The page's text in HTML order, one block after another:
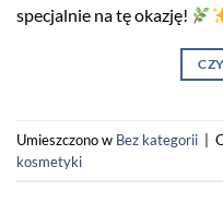
specjalnie na tę okazję!
Umieszczono w Bez kategorii
kosmetyki